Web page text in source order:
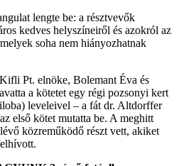
lengte be: a résztvevők
kedves helyszíneiről és azokról az
soha nem hiányozhatnak
Pt. elnöke, Bolemant Éva és
a kötetet egy régi pozsonyi kert
leveleivel – a fát dr. Altdorffer
első kötet mutatta be. A meghitt
közreműködő részt vett, akiket